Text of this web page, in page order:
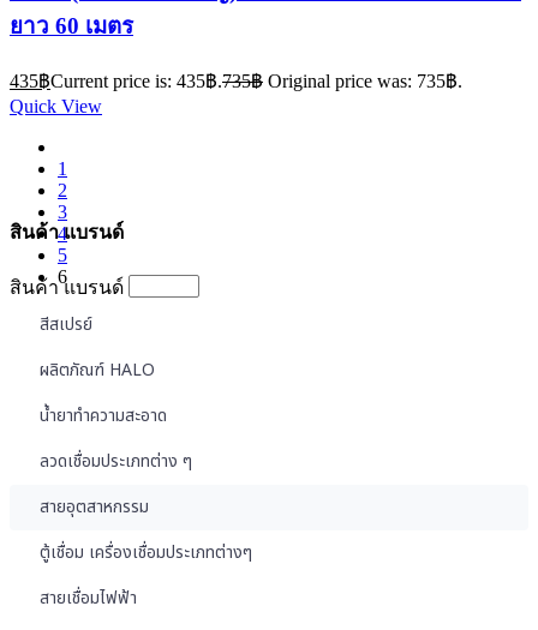
ยาว 60 เมตร
435฿Current price is: 435฿.735฿ Original price was: 735฿.
Quick View
1
2
3
4
5
6
สินค้า แบรนด์
สินค้า แบรนด์
สีสเปรย์
ผลิตภัณฑ์ HALO
น้ำยาทำความสะอาด
ลวดเชื่อมประเภทต่าง ๆ
สายอุตสาหกรรม
ตู้เชื่อม เครื่องเชื่อมประเภทต่างๆ
สายเชื่อมไฟฟ้า